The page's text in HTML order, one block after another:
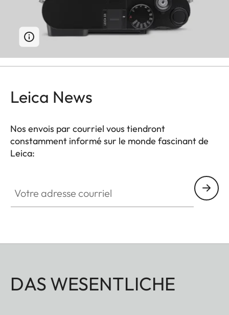
Leica News
Nos envois par courriel vous tiendront
constamment informé sur le monde fascinant de
Leica:
DAS WESENTLICHE